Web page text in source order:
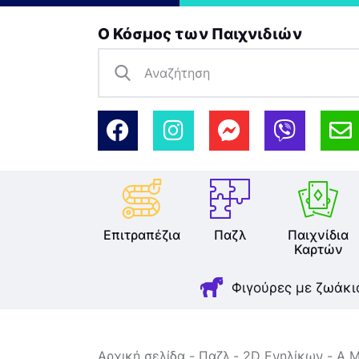
Ο Κόσμος των Παιχνιδιών
Επιτραπέζια Παζλ
Παιχνίδια
Καρτών
Φιγούρες με
Αρχική σελίδα Παζλ 2D Ενηλίκων A